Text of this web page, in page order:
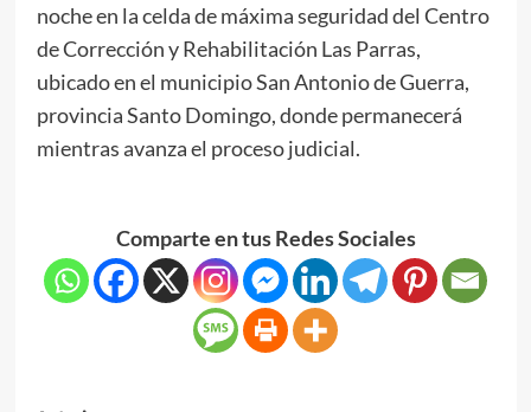
noche en la celda de máxima seguridad del Centro
de Corrección y Rehabilitación Las Parras,
ubicado en el municipio San Antonio de Guerra,
provincia Santo Domingo, donde permanecerá
mientras avanza el proceso judicial.
Comparte en tus Redes Sociales